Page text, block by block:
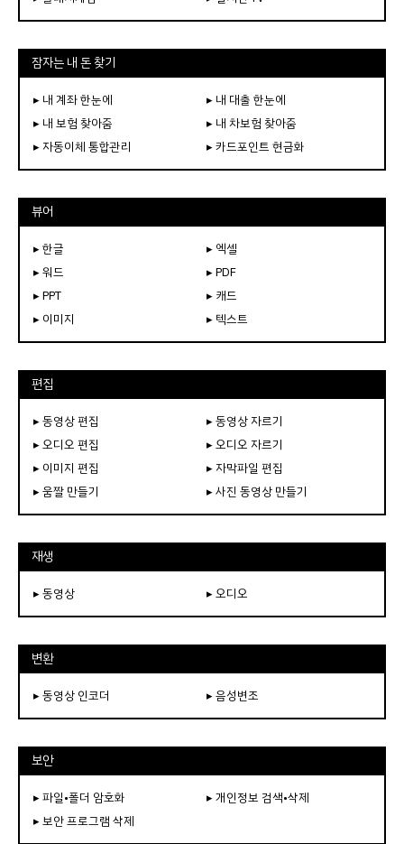
잠자는 내 돈 찾기
▸ 내 계좌 한눈에
▸ 내 대출 한눈에
▸ 내 보험 찾아줌
▸ 내 차보험 찾아줌
▸ 자동이체 통합관리
▸ 카드포인트 현금화
뷰어
▸ 한글
▸ 엑셀
▸ 워드
▸ PDF
▸ PPT
▸ 캐드
▸ 이미지
▸ 텍스트
편집
▸ 동영상 편집
▸ 동영상 자르기
▸ 오디오 편집
▸ 오디오 자르기
▸ 이미지 편집
▸ 자막파일 편집
▸ 움짤 만들기
▸ 사진 동영상 만들기
재생
▸ 동영상 ▸ 오디오
변환
▸ 동영상 인코더 ▸ 음성변조
보안
▸ 파일•폴더 암호화
▸ 개인정보 검색•삭제
▸ 보안 프로그램 삭제